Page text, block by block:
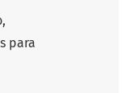
para